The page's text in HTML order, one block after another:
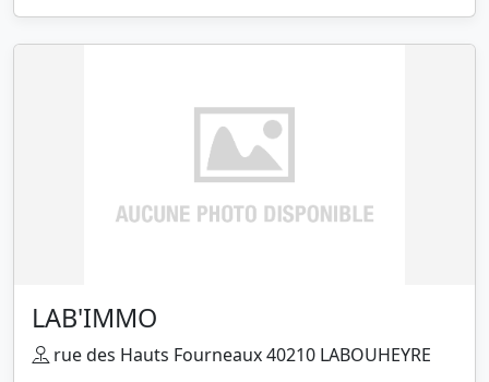
LAB'IMMO
rue des Hauts Fourneaux 40210 LABOUHEYRE